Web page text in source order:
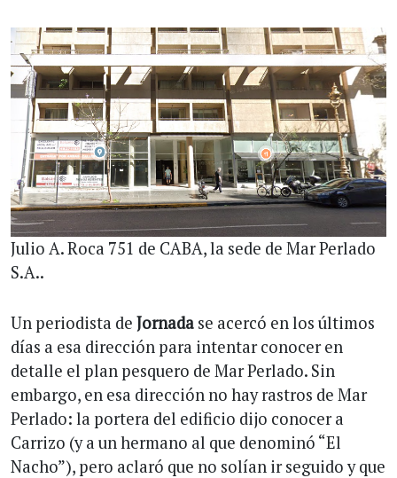
Julio A. Roca 751 de CABA, la sede de Mar Perlado
S.A..
Un periodista de Jornada se acercó en los últimos
días a esa dirección para intentar conocer en
detalle el plan pesquero de Mar Perlado. Sin
embargo, en esa dirección no hay rastros de Mar
Perlado: la portera del edificio dijo conocer a
Carrizo (y a un hermano al que denominó “El
Nacho”), pero aclaró que no solían ir seguido y que